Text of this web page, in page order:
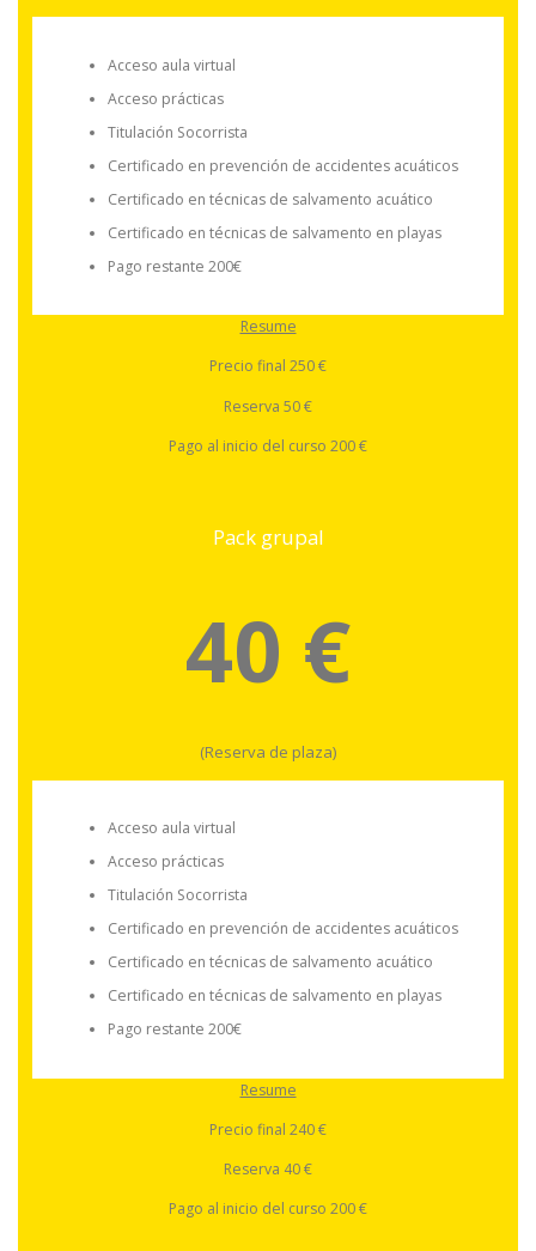
Acceso aula virtual
Acceso prácticas
Titulación Socorrista
Certificado en prevención de accidentes acuáticos
Certificado en técnicas de salvamento acuático
Certificado en técnicas de salvamento en playas
Pago restante 200€
Resume
Precio final 250 €
Reserva 50 €
Pago al inicio del curso 200 €
Pack grupal
40 €
(Reserva de plaza)
Acceso aula virtual
Acceso prácticas
Titulación Socorrista
Certificado en prevención de accidentes acuáticos
Certificado en técnicas de salvamento acuático
Certificado en técnicas de salvamento en playas
Pago restante 200€
Resume
Precio final 240 €
Reserva 40 €
Pago al inicio del curso 200 €